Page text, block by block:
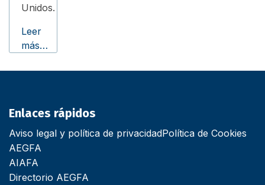
Unidos.
Leer
más…
Enlaces rápidos
Aviso legal y política de privacidadPolítica de Cookies
AEGFA
AIAFA
Directorio AEGFA